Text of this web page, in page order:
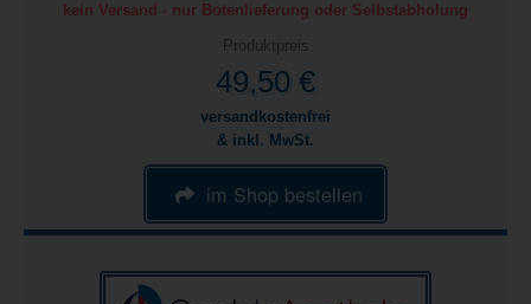
kein Versand - nur Botenlieferung oder Selbstabholung
Produktpreis
49,50 €
versandkostenfrei
& inkl. MwSt.
im Shop bestellen